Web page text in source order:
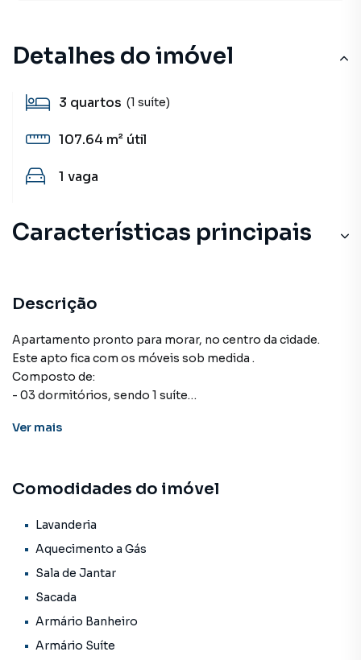
Detalhes do imóvel
3 quartos (1 suíte)
107.64 m² útil
1 vaga
Características principais
Aquecimento a Gás
Salão de Festas
Elevador
Descrição
Apartamento pronto para morar, no centro da cidade.
Este apto fica com os móveis sob medida .
Composto de:
- 03 dormitórios, sendo 1 suíte
- 01 vaga de garagem dupla
- 01 sacada
Edifício tem elevador e salão de festas.
Apartamento para Venda em região valorizada do bairro
deseja mais informações sobre Apartamento em Marau?
Ver mais
Comodidades do imóvel
Lavanderia
Aquecimento a Gás
Sala de Jantar
Sacada
Armário Banheiro
Armário Suíte